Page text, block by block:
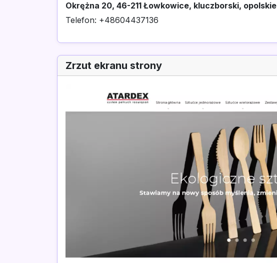
Okrężna 20, 46-211 Łowkowice, kluczborski, opolskie
Telefon: +48604437136
Zrzut ekranu strony